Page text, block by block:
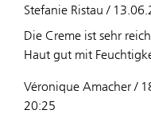
Stefanie Ristau /
Die Creme ist sehr
Haut gut mit
Véronique Amacher /
20:25